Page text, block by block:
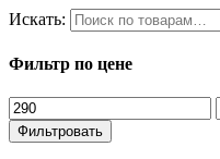
Искать:
Фильтр по цене
Фильтровать